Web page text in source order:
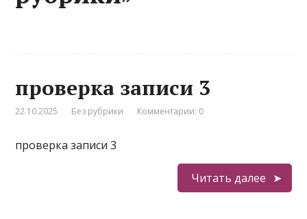
проверка записи 3
22.10.2025 Без рубрики Комментарии: 0
проверка записи 3
Читать далее